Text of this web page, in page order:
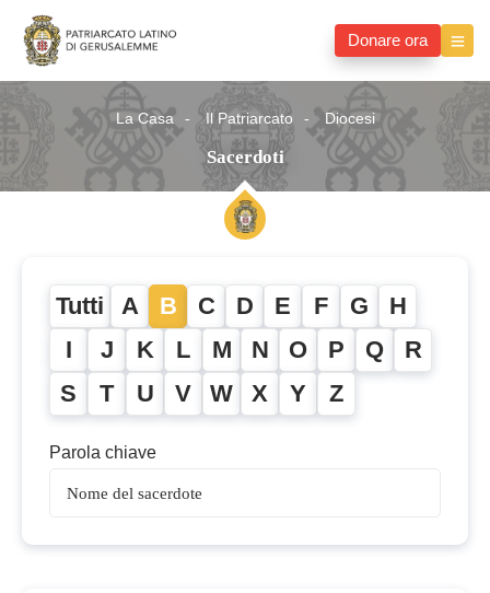
Donare ora
La Casa Il Patriarcato Diocesi
Sacerdoti
Tutti A B C D E F G H
I J K L M N O P Q R
S T U V W X Y Z
Parola chiave